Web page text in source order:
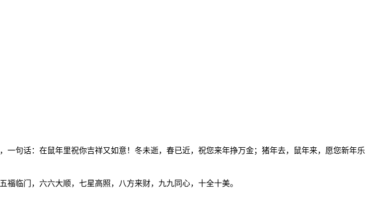
句话：在鼠年里祝你吉祥又如意！冬未逝，春已近，祝您来年挣万金；猪年去，鼠年来，愿您新年乐
临门，六六大顺，七星高照，八方来财，九九同心，十全十美。